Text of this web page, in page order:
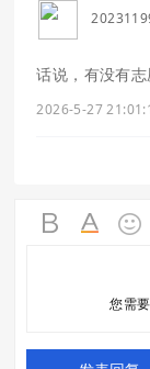
话说，有没有志
2026-5-27
您需